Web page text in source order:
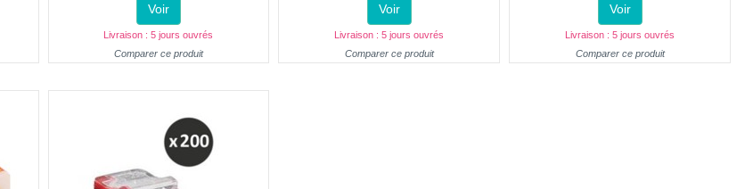
Voir
Livraison : 5 jours ouvrés
Comparer ce produit
Voir
Livraison : 5 jours ouvrés
Comparer ce produit
Voir
Livraison : 5 jours ouvrés
Comparer ce produit